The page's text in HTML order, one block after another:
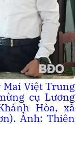
Mai Việt Trung
cụ Lương
Hòa, xã
Ảnh: Thiên